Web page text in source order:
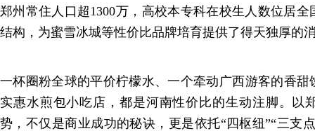
郑州常住人口超1300万，高校本专科在校生人数位居
结构，为蜜雪冰城等性价比品牌培育提供了得天独厚的
一杯圈粉全球的平价柠檬水、一个牵动广西游客的香
实惠水煎包小吃店，都是河南性价比的生动注脚。以
势，不仅是商业成功的秘诀，更是依托“四枢纽”“三支